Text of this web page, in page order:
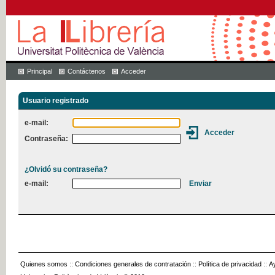
Principal Contáctenos Acceder
Usuario registrado
e-mail:
Contraseña:
¿Olvidó su contraseña?
e-mail:
Quienes somos :: Condiciones generales de contratación :: Política de privacidad ::